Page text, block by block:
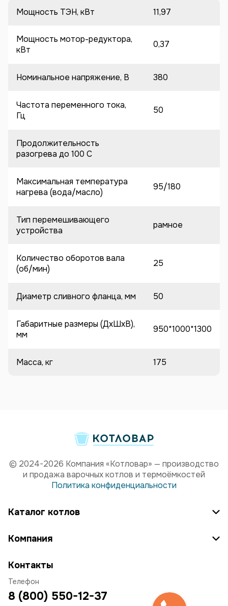
Мощность ТЭН, кВт 11,97
Мощность мотор-редуктора,
кВт
0,37
Номинальное напряжение, В 380
Частота переменного тока,
Гц
50
Продолжительность
разогрева до 100 C
Максимальная температура
нагрева (вода/масло)
95/180
Тип перемешивающего
устройства
рамное
Количество оборотов вала
(об/мин)
25
Диаметр сливного фланца, мм 50
Габаритные размеры (ДхШхВ),
мм
950*1000*1300
Масса, кг 175
© 2024-2026 Компания «Котловар» — производство
и продажа варочных котлов и термоёмкостей
Политика конфиденциальности
Каталог котлов
Компания
Контакты
Телефон
8 (800) 550-12-37